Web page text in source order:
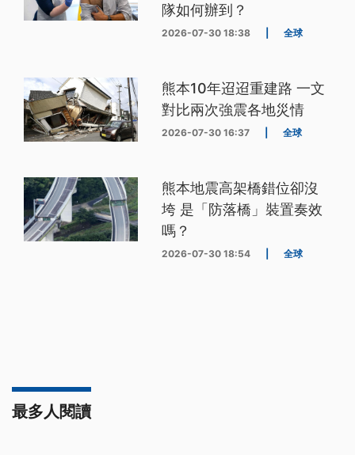
隊如何辦到？
2026-07-30 18:38 全球
熊本10年迢迢重建路 一文
對比兩次強震各地災情
2026-07-30 16:37 全球
熊本地震高架橋錯位卻沒
垮 是「防落橋」裝置奏效
嗎？
2026-07-30 18:54 全球
最多人閱讀